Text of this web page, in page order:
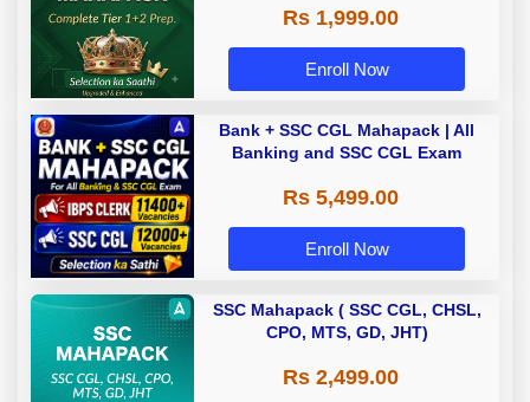
Rs 1,999.00
Enroll Now
Bank + SSC CGL Mahapack | All
Banking and SSC CGL Exam
Rs 5,499.00
Enroll Now
SSC Mahapack ( SSC CGL, CHSL,
CPO, MTS, GD, JHT)
Rs 2,499.00